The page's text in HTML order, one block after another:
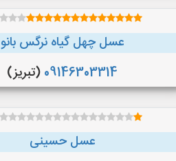
عسل چهل گیاه نرگس بانو
09146303314 (تبریز)
عسل حسینی